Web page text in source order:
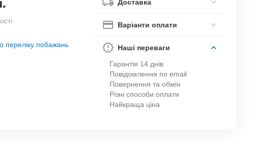
переліку побажань
Доставка
Варіанти оплати
Наші переваги
Гарантія 14 днів
Повідомлення по email
Повернення та обмін
Різні способи оплати
Найкраща ціна